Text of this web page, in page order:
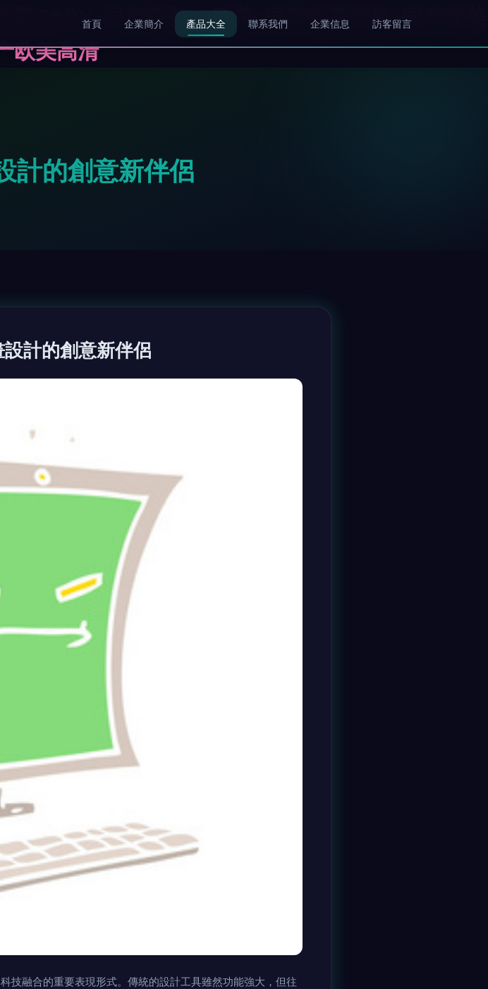
GARY-国产欧美va欧美-国产欧美传媒-国产欧美
欧美高清
首頁 企業簡介 產品大全 聯系我們 企業信息 訪客留言
計的創意新伴侶
計的創意新伴侶
技融合的重要表現形式。傳統的設計工具雖然功能強大，但往